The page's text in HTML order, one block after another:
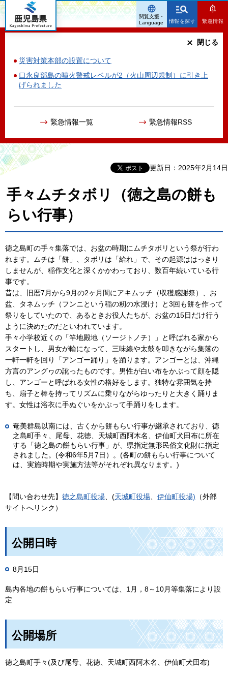
鹿児島県
情報を探す 緊急情報
災害対策本部の設置について
口永良部島の噴火警戒レベルが2（火山周辺規制）に引き上
げられました
緊急情報一覧 緊急情報RSS
閉じる
閲覧支援・
Language
更新日：2025年2月14日
手々ムチタボリ（徳之島の餅も
らい行事）
徳之島町の手々集落では、お盆の時期にムチタボリという祭が行わ
れます。ムチは「餅」、タボリは「給れ」で、その起源ははっきり
しませんが、稲作文化と深くかかわっており、数百年続いている行
事です。
昔は、旧暦7月から9月の2ヶ月間にアキムッチ（収穫感謝祭）、お
盆、タネムッチ（フンニという稲の籾の水浸け）と3回も餅を作って
祭りをしていたので、あるときお役人たちが、お盆の15日だけ行う
ように決めたのだといわれています。
手々小学校近くの「竿地殿地（ソージトノチ）」と呼ばれる家から
スタートし、男女が輪になって、三味線や太鼓を叩きながら集落の
一軒一軒を回り「アンゴー踊り」を踊ります。アンゴーとは、沖縄
方言のアングヮの訛ったものです。男性が白い布をかぶって顔を隠
し、アンゴーと呼ばれる女性の格好をします。独特な雰囲気を持
ち、扇子と棒を持ってリズムに乗りながらゆったりと大きく踊りま
す。女性は浴衣に手ぬぐいをかぶって手踊りをします。
奄美群島以南には、古くから餅もらい行事が継承されており、徳
之島町手々、尾母、花徳、天城町西阿木名、伊仙町犬田布に所在
する「徳之島の餅もらい行事」が、県指定無形民俗文化財に指定
されました。(令和6年5月7日）。(各町の餅もらい行事について
は、実施時期や実施方法等がそれぞれ異なります。)
【問い合わせ先】 徳之島町役場 、(天城町役場 伊仙町役場) （外部
サイトへリンク）
公開日時
8月15日
島内各地の餅もらい行事については、1月，8～10月等集落により設
定
公開場所
徳之島町手々(及び尾母、花徳、天城町西阿木名、伊仙町犬田布)